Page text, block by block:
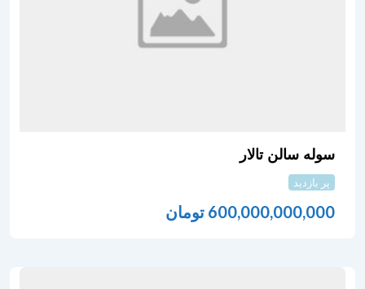
سوله سالن تالار
پر بازدید
600,000,000,000 تومان